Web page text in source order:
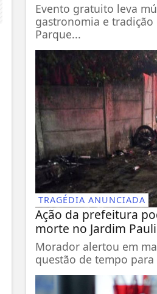
Evento gratuito leva
gastronomia e tradição
Parque...
TRAGÉDIA ANUNCIADA
Ação da prefeitura
morte no Jardim
Morador alertou em
questão de tempo